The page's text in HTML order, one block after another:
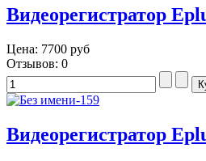
Видеорегистратор
Цена: 7700 руб
Отзывов: 0
Видеорегистратор